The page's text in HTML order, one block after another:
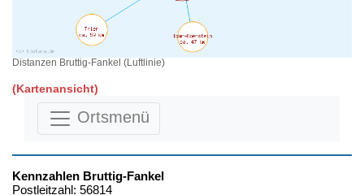
Distanzen Bruttig-Fankel (Luftlinie)
(Kartenansicht)
Ortsmenü
Kennzahlen Bruttig-Fankel
Postleitzahl: 56814